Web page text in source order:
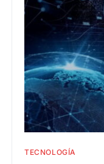
TECNOLOGÍA